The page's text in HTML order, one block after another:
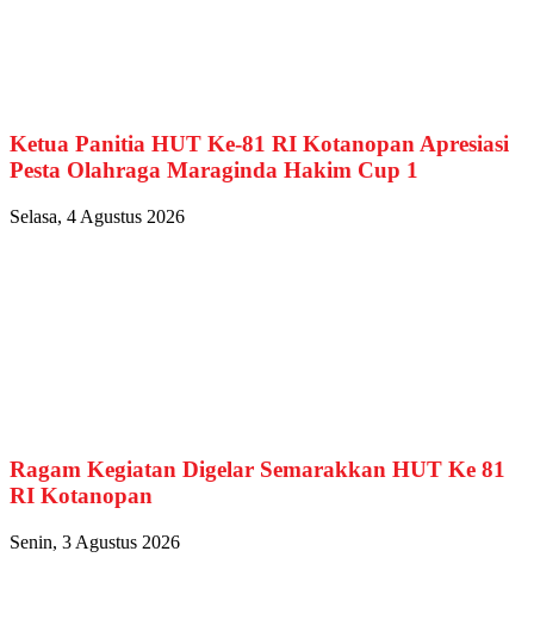
Ketua Panitia HUT Ke-81 RI Kotanopan Apresiasi
Pesta Olahraga Maraginda Hakim Cup 1
Selasa, 4 Agustus 2026
Ragam Kegiatan Digelar Semarakkan HUT Ke 81
RI Kotanopan
Senin, 3 Agustus 2026